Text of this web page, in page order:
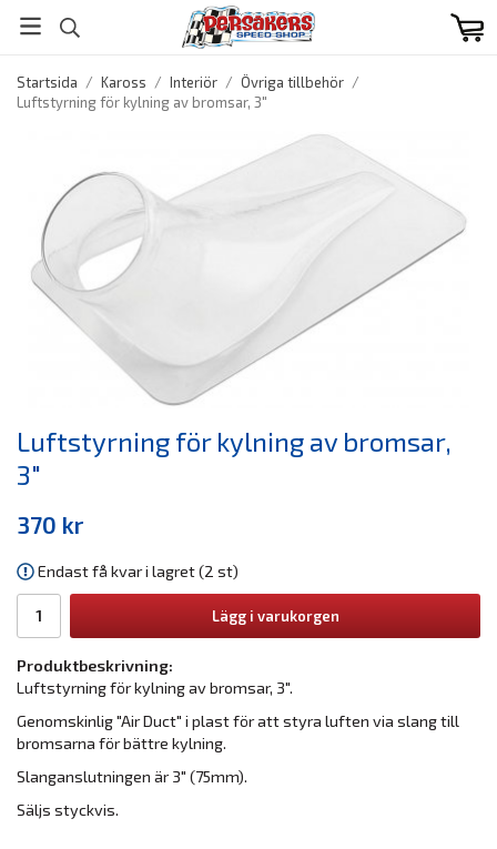
Startsida / Kaross / Interiör / Övriga tillbehör /
Luftstyrning för kylning av bromsar, 3"
Luftstyrning för kylning av bromsar,
3"
370 kr
Endast få kvar i lagret (2 st)
Lägg i varukorgen
Produktbeskrivning:
Luftstyrning för kylning av bromsar, 3".
Genomskinlig "Air Duct" i plast för att styra luften via slang till
bromsarna för bättre kylning.
Slanganslutningen är 3" (75mm).
Säljs styckvis.